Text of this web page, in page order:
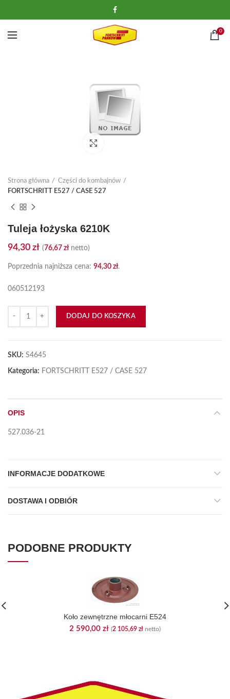
0
Strona główna
Części do kombajnów
FORTSCHRITT E527 / CASE 527
Tuleja łożyska 6210K
94,30 zł (76,67 złnetto)
Poprzednia najniższa cena: 94,30 zł.
060512193
DODAJ DO KOSZYKA
SKU: S4645
Kategoria: FORTSCHRITT E527 / CASE 527
OPIS
527.036-21
INFORMACJE DODATKOWE
DOSTAWA I ODBIÓR
PODOBNE PRODUKTY
Koło zewnętrzne młocarni E524
2 590,00 zł (2 105,69 zł netto)